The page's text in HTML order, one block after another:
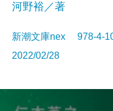
河野裕／著
新潮文庫nex 978-4-
2022/02/28